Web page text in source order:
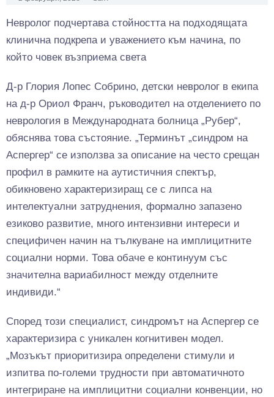
Невролог подчертава стойността на подходящата
клинична подкрепа и уважението към начина, по
който човек възприема света
Д-р Глория Лопес Собрино, детски невролог в екипа
на д-р Ориол Франч, ръководител на отделението по
неврология в Международната болница „Рубер“,
обяснява това състояние. „Терминът „синдром на
Аспергер“ се използва за описание на често срещан
профил в рамките на аутистичния спектър,
обикновено характеризиращ се с липса на
интелектуални затруднения, формално запазено
езиково развитие, много интензивни интереси и
специфичен начин на тълкуване на имплицитните
социални норми. Това обаче е континуум със
значителна вариабилност между отделните
индивиди.“
Според този специалист, синдромът на Аспергер се
характеризира с уникален когнитивен модел.
„Мозъкът приоритизира определени стимули и
изпитва по-големи трудности при автоматичното
интегриране на имплицитни социални конвенции, но